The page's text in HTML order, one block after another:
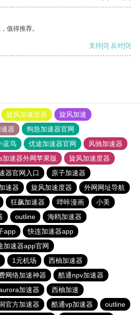
值得推荐。
支持[0] 反对[0]
旋风加速度器
旋风加速
器
狗急加速器官网
蓝鸟 优途加速器官网
风驰加速器
加速器外网苹果版
旋风加速度器
器官网入口
原子加速器
速器 旋风加速度器
外网网址导航
狂飙加速器 哔咔漫画
小美
outline
海鸥加速器
app
快连加速器app
加速器app官网
1元机场
西柚加速器
网络加速神器
酷通npv加速器
加速器
西柚加速
官方加速器 酷通vp加速器 outline